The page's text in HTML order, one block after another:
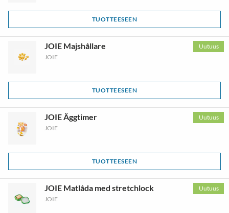
TUOTTEESEEN
Uutuus
JOIE Majshållare
JOIE
TUOTTEESEEN
Uutuus
JOIE Äggtimer
JOIE
TUOTTEESEEN
Uutuus
JOIE Matlåda med stretchlock
JOIE